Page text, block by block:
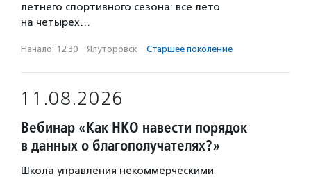
летнего спортивного сезона: все лето
на четырех…
Начало: 12:30 · Ялуторовск · Старшее поколение
11.08.2026
Вебинар «Как НКО навести порядок
в данных о благополучателях?»
Школа управления некоммерческими